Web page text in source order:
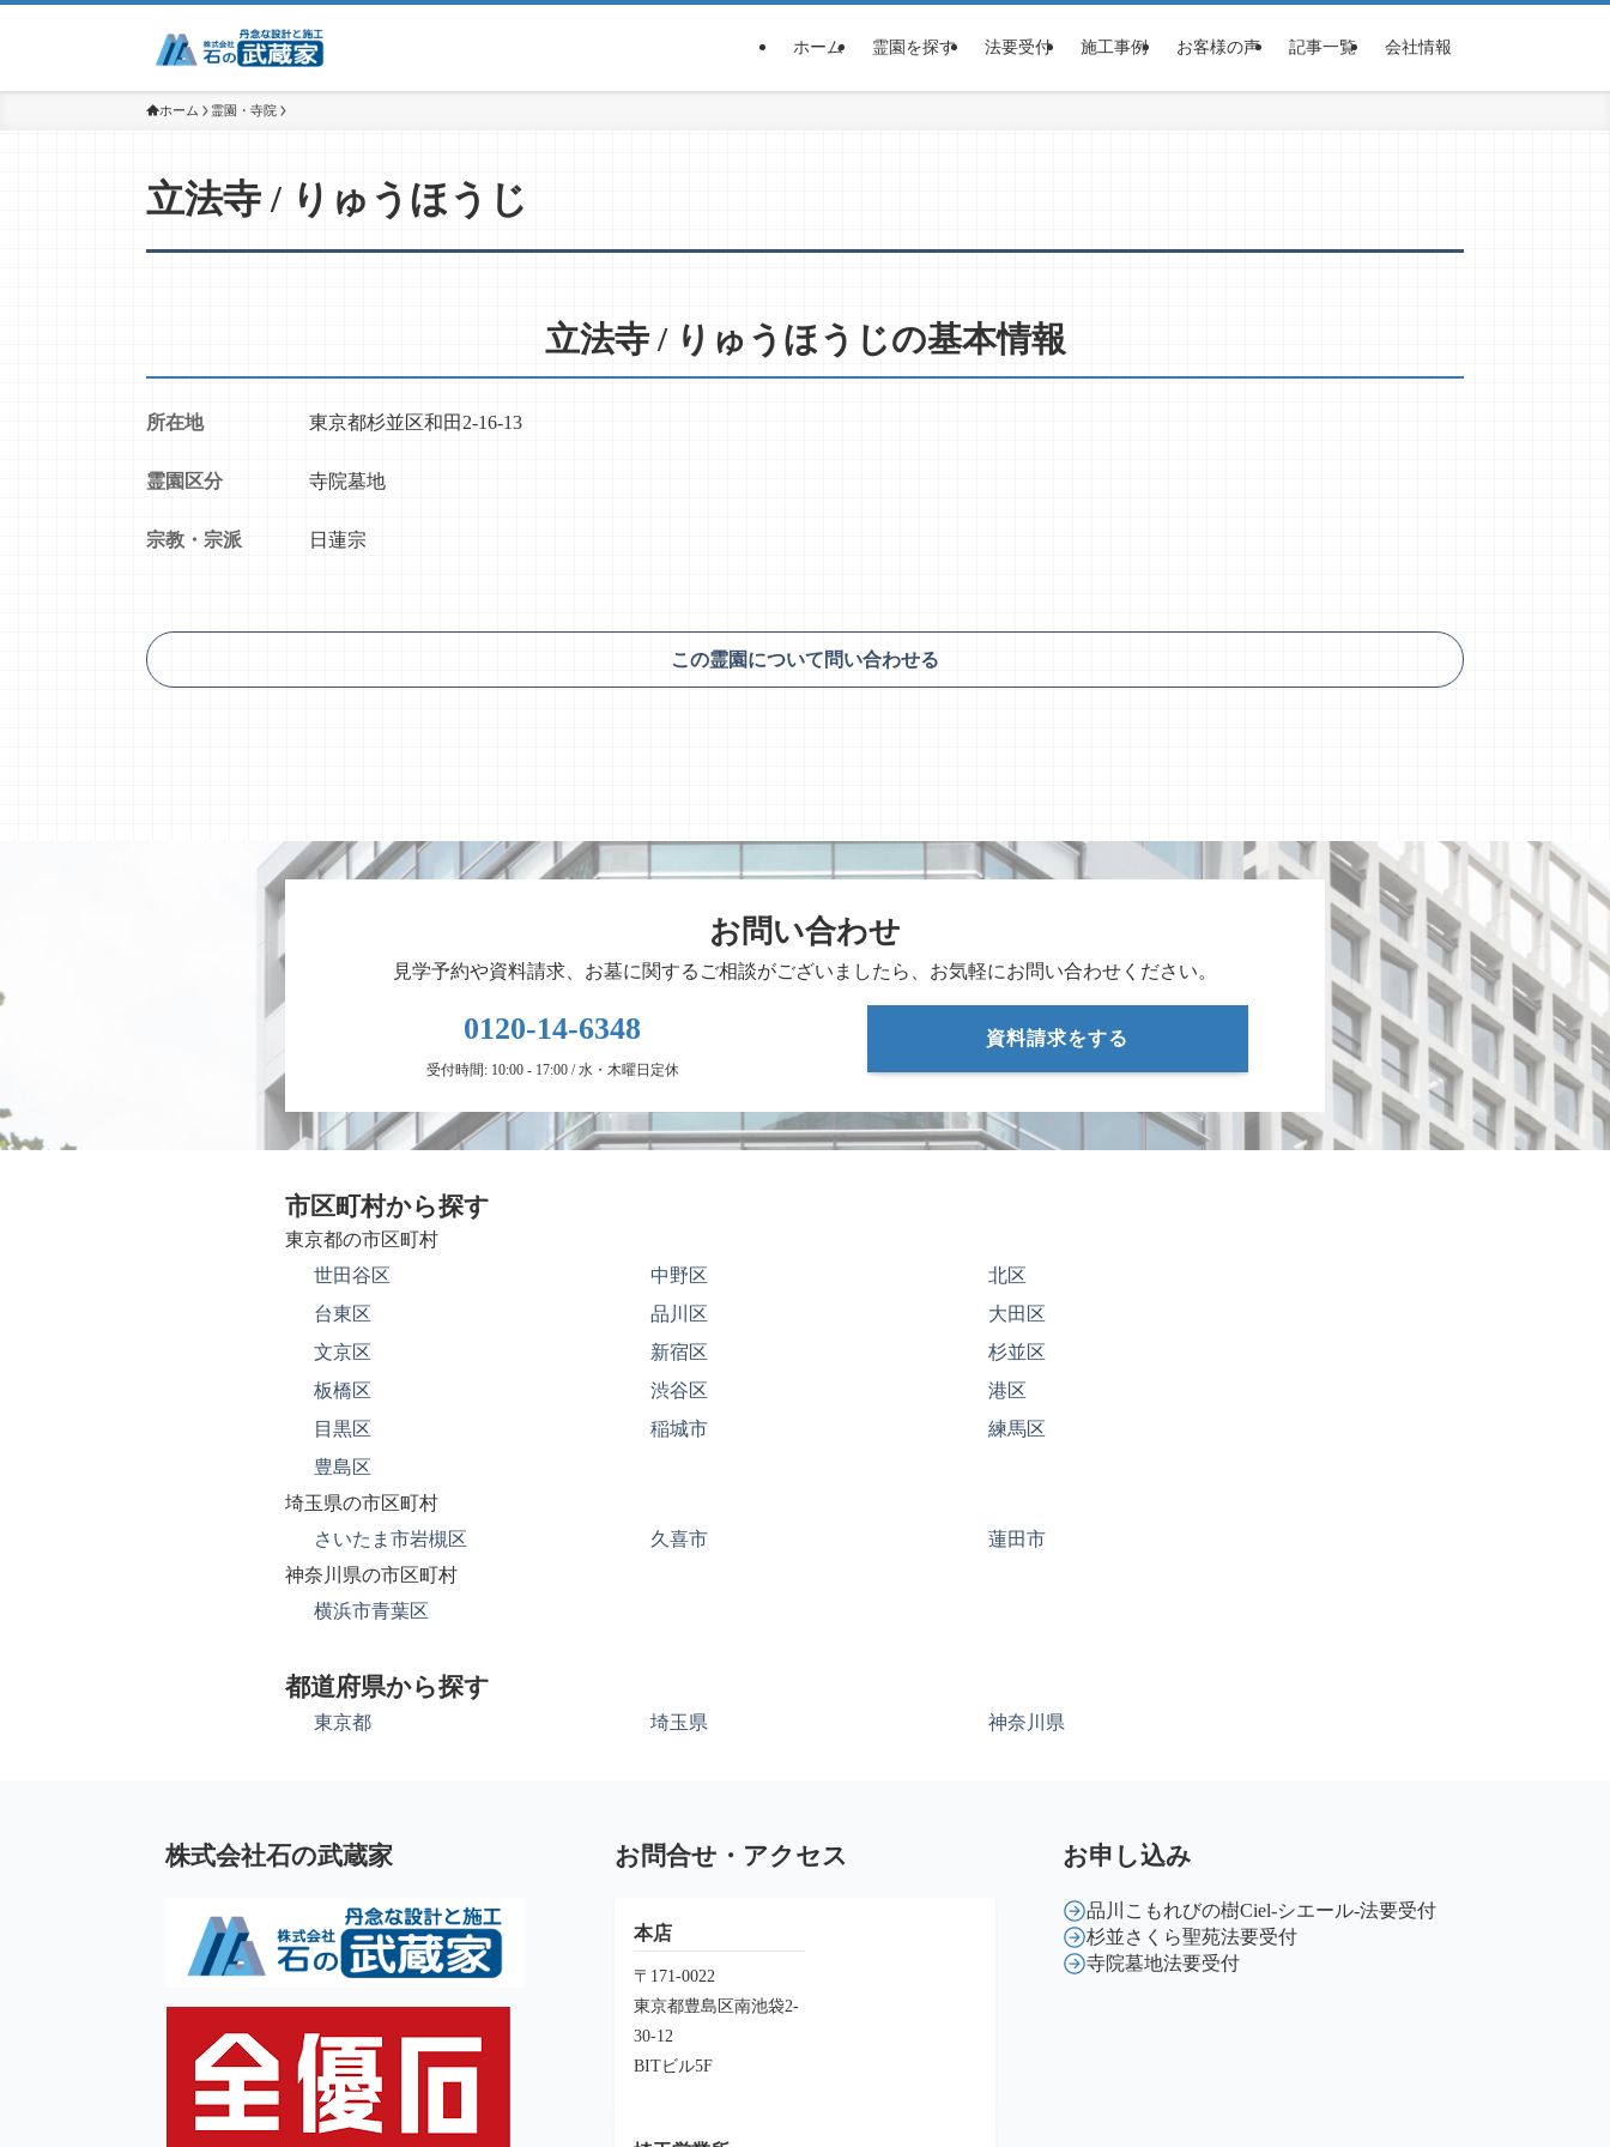
ホーム 霊園を探す 法要受付 施工事例 お客様の声 記事一覧 会社情報
ホーム 霊園・寺院
立法寺 / りゅうほうじ
立法寺 / りゅうほうじの基本情報
所在地 東京都杉並区和田2-16-13
霊園区分 寺院墓地
宗教・宗派 日蓮宗
この霊園について問い合わせる
お問い合わせ
見学予約や資料請求、お墓に関するご相談がございましたら、お気軽にお問い合わせください。
0120-14-6348
受付時間: 10:00 - 17:00 / 水・木曜日定休
資料請求をする
市区町村から探す
東京都の市区町村
世田谷区
中野区
北区
台東区
品川区
大田区
文京区
新宿区
杉並区
板橋区
渋谷区
港区
目黒区
稲城市
練馬区
豊島区
埼玉県の市区町村
さいたま市岩槻区
久喜市
蓮田市
神奈川県の市区町村
横浜市青葉区
都道府県から探す
東京都 埼玉県 神奈川県
株式会社石の武蔵家 お問合せ・アクセス
本店
〒171-0022
東京都豊島区南池袋2-
30-12
BITビル5F
お申し込み
品川こもれびの樹Ciel-シエール-法要受付
杉並さくら聖苑法要受付
寺院墓地法要受付